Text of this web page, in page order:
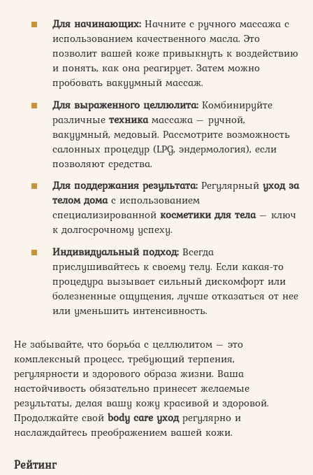
Для начинающих: Начните с ручного массажа с
использованием качественного масла. Это
позволит вашей коже привыкнуть к воздействию
и понять, как она реагирует. Затем можно
пробовать вакуумный массаж.
Для выраженного целлюлита: Комбинируйте
различные техникамассажа – ручной,
вакуумный, медовый. Рассмотрите возможность
салонных процедур (LPG, эндермология), если
позволяют средства.
Для поддержания результата: Регулярный уход за
телом домас использованием
специализированной косметики для тела– ключ
к долгосрочному успеху.
Индивидуальный подход: Всегда
прислушивайтесь к своему телу. Если какая-то
процедура вызывает сильный дискомфорт или
болезненные ощущения, лучше отказаться от нее
или уменьшить интенсивность.
Не забывайте, что борьба с целлюлитом – это
комплексный процесс, требующий терпения,
регулярности и здорового образа жизни. Ваша
настойчивость обязательно принесет желаемые
результаты, делая вашу кожу красивой и здоровой.
Продолжайте свой body care уходрегулярно и
наслаждайтесь преображением вашей кожи.
Рейтинг